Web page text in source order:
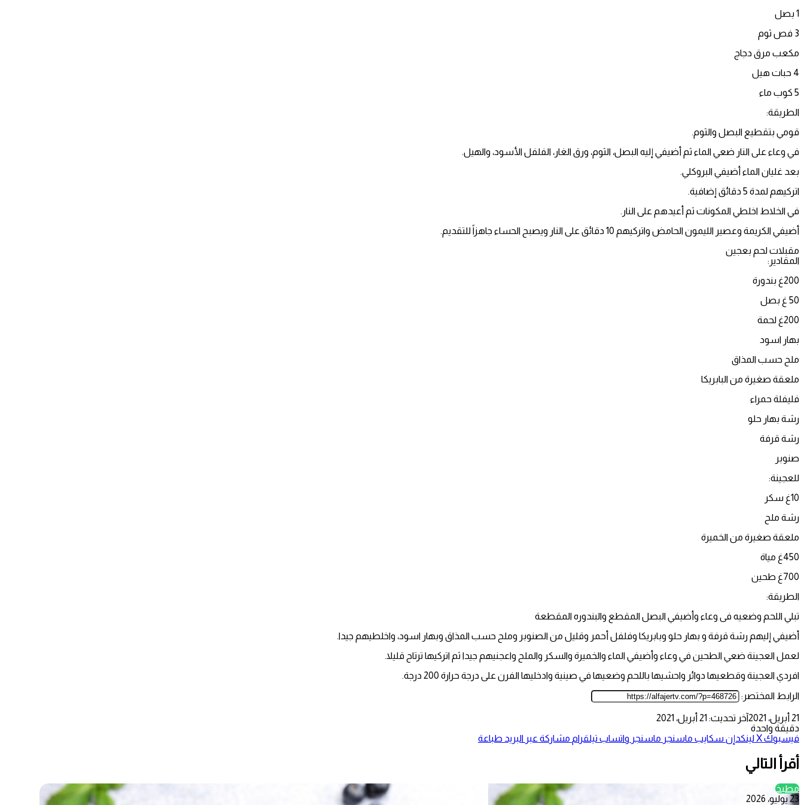
1 بصل
3 فص ثوم
مكعب مرق دجاج
4 حبات هيل
5 كوب ماء
الطريقة:
قومي بتقطيع البصل والثوم.
في وعاء على النار ضعي الماء ثم أضيفي إليه البصل، الثوم، ورق الغار، الفلفل الأسود، والهيل.
بعد غليان الماء أضيفي البروكلي.
اتركيهم لمدة 5 دقائق إضافية.
في الخلاط اخلطي المكونات ثم أعيدهم على النار.
أضيفي الكريمة وعصير الليمون الحامض واتركيهم 10 دقائق على النار ويصبح الحساء جاهزاً للتقديم.
مقبلات لحم بعجين
المقادير:
200غ بندورة
50 غ بصل
200غ لحمة
بهار اسود
ملح حسب المذاق
ملعقة صغيرة من البابريكا
فليفلة حمراء
رشة بهار حلو
رشة قرفة
صنوبر
للعجينة:
10غ سكر
رشة ملح
ملعقة صغيرة من الخميرة
450غ مياة
700غ طحين
الطريقة:
تبلي اللحم وضعيه فى وعاء وأضيفي البصل المقطع والبندوره المقطعة
أضيفي إليهم رشة قرفة و بهار حلو وبابريكا وفلفل أحمر وقليل من الصنوبر وملح حسب المذاق وبهار اسود، واخلطيهم جيدا.
لعمل العجينة ضعي الطحين في وعاء وأضيفي الماء والخميرة والسكر والملح واعجنيهم جيدا ثم اتركيها ترتاح قليلا.
افردي العجينة وقطعيها دوائر واحشيها باللحم وضعيها في صينية وادخليها الفرن على درجة حرارة 200 درجة.
الرابط المختصر:
21 أبريل، 2021
آخر تحديث: 21 أبريل، 2021
دقيقة واحدة
فيسبوك‫Xلينكدإن سكايب ماسنجر ماسنجر واتساب تيلقرام مشاركة عبر البريد طباعة
أقرأ التالي
مطبخ
23 يوليو، 2026